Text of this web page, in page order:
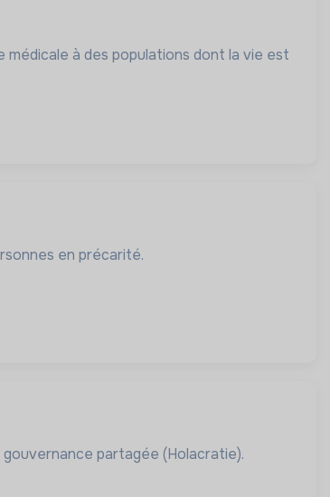
à des populations dont la vie est
en précarité.
partagée (Holacratie).